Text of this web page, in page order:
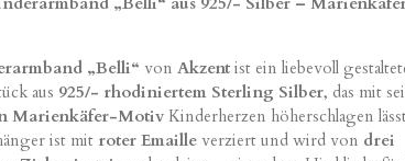
„Belli“ von Akzent ist ein liebevoll
aus 925/- rhodiniertem Sterling Silber, das mit
Marienkäfer-MotivKinderherzen höherschlagen
ist mit roter Emaille verziert und wird von drei